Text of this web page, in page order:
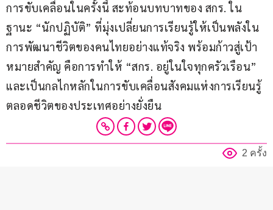
การขับเคลื่อนในครั้งนี้ สะท้อนบทบาทของ สกร. ใน
ฐานะ “นักปฏิบัติ” ที่มุ่งเปลี่ยนการเรียนรู้ให้เป็นพลังใน
การพัฒนาชีวิตของคนไทยอย่างแท้จริง พร้อมก้าวสู่เป้า
หมายสำคัญ คือการทำให้ “สกร. อยู่ในใจทุกครัวเรือน”
และเป็นกลไกหลักในการขับเคลื่อนสังคมแห่งการเรียนรู้
ตลอดชีวิตของประเทศอย่างยั่งยืน
2 ครั้ง